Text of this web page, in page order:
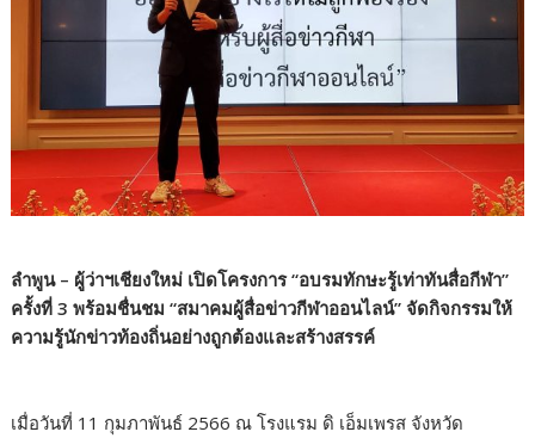
ลำพูน – ผู้ว่าฯเชียงใหม่ เปิดโครงการ “อบรมทักษะรู้เท่าทันสื่อกีฬา”
ครั้งที่ 3 พร้อมชื่นชม “สมาคมผู้สื่อข่าวกีฬาออนไลน์” จัดกิจกรรมให้
ความรู้นักข่าวท้องถิ่นอย่างถูกต้องและสร้างสรรค์
เมื่อวันที่ 11 กุมภาพันธ์ 2566 ณ โรงแรม ดิ เอ็มเพรส จังหวัด